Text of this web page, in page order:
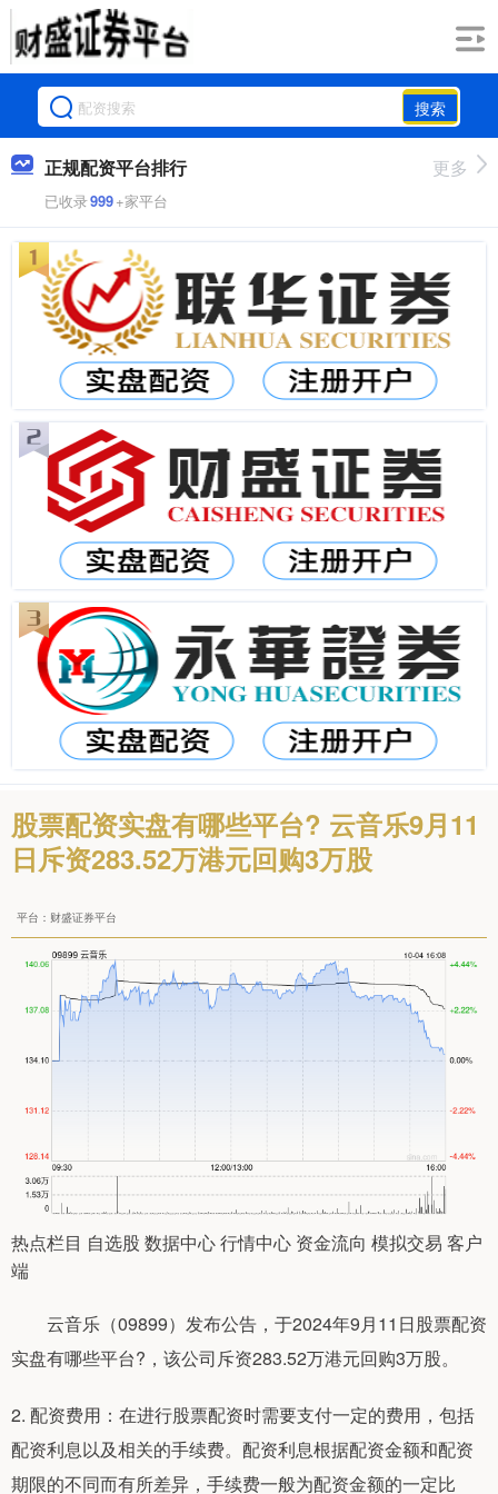
搜索
正规配资平台排行
已收录999+家平台
更多
股票配资实盘有哪些平台? 云音乐9月11
日斥资283.52万港元回购3万股
平台：财盛证券平台
热点栏目 自选股 数据中心 行情中心 资金流向 模拟交易 客户
端
云音乐（09899）发布公告，于2024年9月11日股票配资
实盘有哪些平台?，该公司斥资283.52万港元回购3万股。
2. 配资费用：在进行股票配资时需要支付一定的费用，包括
配资利息以及相关的手续费。配资利息根据配资金额和配资
期限的不同而有所差异，手续费一般为配资金额的一定比